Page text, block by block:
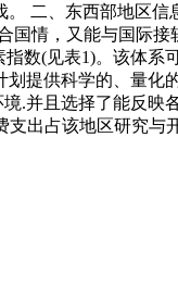
二、东西部地区
国情，又能与国际
数(见表1)。该体
提供科学的、量化
.并且选择了能反映
出占该地区研究与